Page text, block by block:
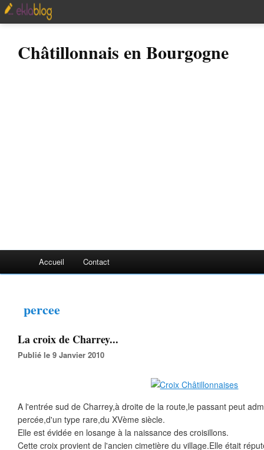
Châtillonnais en Bourgogne
Accueil Contact
percee
La croix de Charrey...
Publié le 9 Janvier 2010
A l'entrée sud de Charrey,à droite de la route,le passant peut
percée,d'un type rare,du XVème siècle.
Elle est évidée en losange à la naissance des croisillons.
Cette croix provient de l'ancien cimetière du village.Elle était